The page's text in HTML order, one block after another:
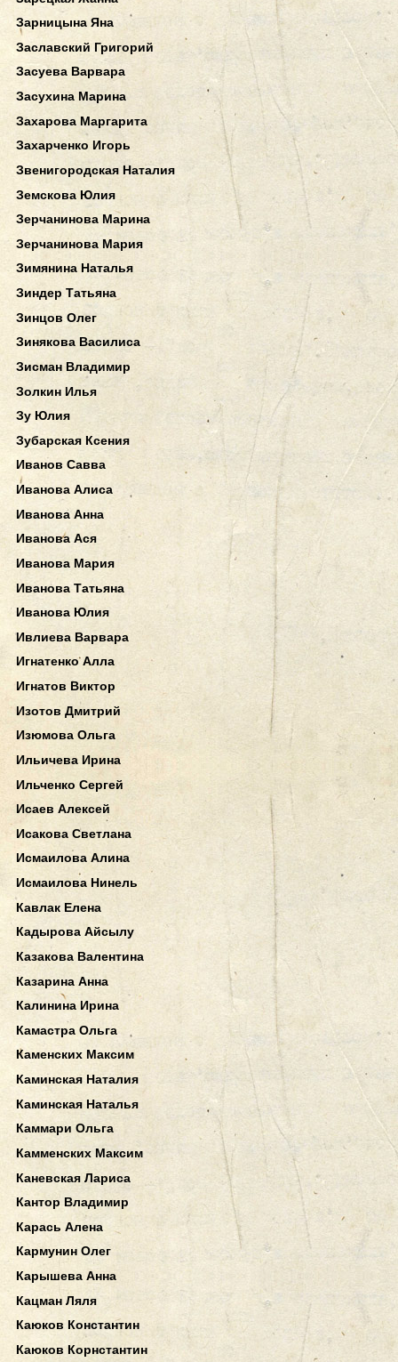
Зарницына Яна
Заславский Григорий
Засуева Варвара
Засухина Марина
Захарова Маргарита
Захарченко Игорь
Звенигородская Наталия
Земскова Юлия
Зерчанинова Марина
Зерчанинова Мария
Зимянина Наталья
Зиндер Татьяна
Зинцов Олег
Зинякова Василиса
Зисман Владимир
Золкин Илья
Зу Юлия
Зубарская Ксения
Иванов Савва
Иванова Алиса
Иванова Анна
Иванова Ася
Иванова Мария
Иванова Татьяна
Иванова Юлия
Ивлиева Варвара
Игнатенко Алла
Игнатов Виктор
Изотов Дмитрий
Изюмова Ольга
Ильичева Ирина
Ильченко Сергей
Исаев Алексей
Исакова Светлана
Исмаилова Алина
Исмаилова Нинель
Кавлак Елена
Кадырова Айсылу
Казакова Валентина
Казарина Анна
Калинина Ирина
Камастра Ольга
Каменских Максим
Каминская Наталия
Каминская Наталья
Каммари Ольга
Камменских Максим
Каневская Лариса
Кантор Владимир
Карась Алена
Кармунин Олег
Карышева Анна
Кацман Ляля
Каюков Константин
Каюков Корнстантин